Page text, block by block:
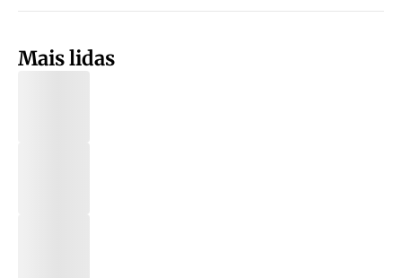
Mais lidas